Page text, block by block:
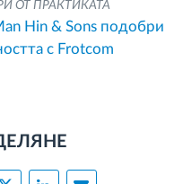
ОТ ПРАКТИКАТА
Hin & Sons подобри
с Frotcom